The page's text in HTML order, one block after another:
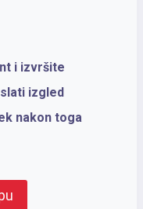
i izvršite
izgled
nakon toga